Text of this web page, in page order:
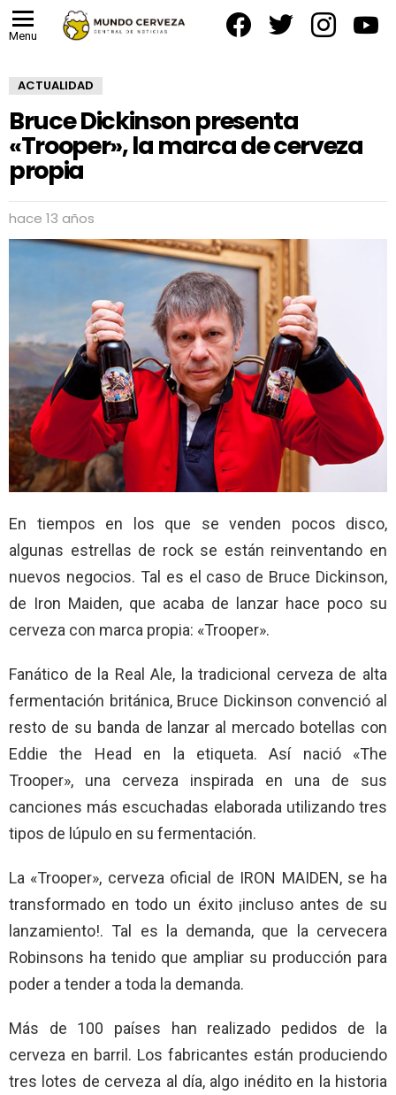
Menu
ACTUALIDAD
Bruce Dickinson presenta
«Trooper», la marca de cerveza
propia
hace 13 años
En tiempos en los que se venden pocos disco,
algunas estrellas de rock se están reinventando en
nuevos negocios. Tal es el caso de Bruce Dickinson,
de Iron Maiden, que acaba de lanzar hace poco su
cerveza con marca propia: «Trooper».
Fanático de la Real Ale, la tradicional cerveza de alta
fermentación británica, Bruce Dickinson convenció al
resto de su banda de lanzar al mercado botellas con
Eddie the Head en la etiqueta. Así nació «The
Trooper», una cerveza inspirada en una de sus
canciones más escuchadas elaborada utilizando tres
tipos de lúpulo en su fermentación.
La «Trooper», cerveza oficial de IRON MAIDEN, se ha
transformado en todo un éxito ¡incluso antes de su
lanzamiento!. Tal es la demanda, que la cervecera
Robinsons ha tenido que ampliar su producción para
poder a tender a toda la demanda.
Más de 100 países han realizado pedidos de la
cerveza en barril. Los fabricantes están produciendo
tres lotes de cerveza al día, algo inédito en la historia